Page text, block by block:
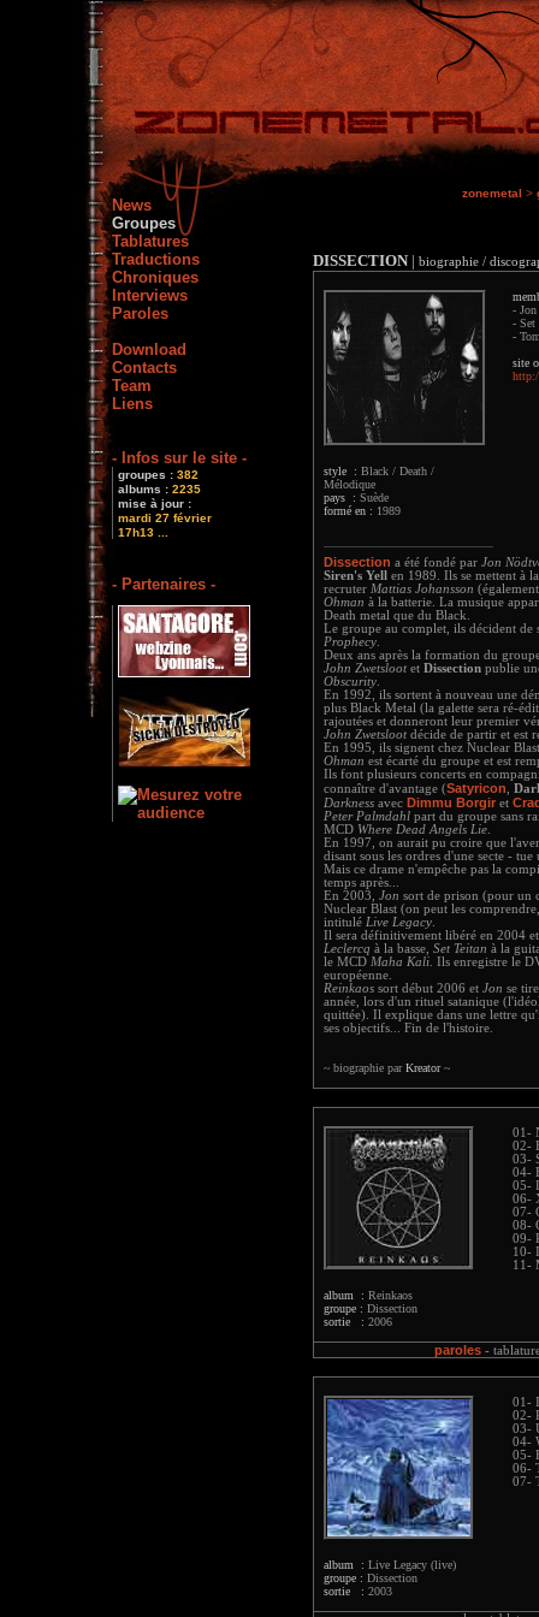
News
Groupes
Tablatures
Traductions
Chroniques
Interviews
Paroles
Download
Contacts
Team
Liens
- Infos sur le site -
groupes : 382
albums : 2235
mise à jour :
mardi 27 février
17h13 ...
- Partenaires -
zonemetal >
DISSECTION | biographie /
style : Black / Death /
Mélodique
pays : Suède
formé en : 1989
-
- Set
-
site
Dissection a été fondé par Jon
Siren's Yell en 1989. Ils se mettent à
recruter Mattias Johansson
Ohman à la batterie. La musique
Death metal que du Black.
Le groupe au complet, ils décident
Prophecy
Deux ans après la formation du
John Zwetsloot et Dissection publie
Obscurity
En 1992, ils sortent à nouveau une
plus Black Metal (la galette sera ré-
rajoutées et donneront leur premier
John Zwetsloot décide de partir et est
En 1995, ils signent chez Nuclear
Ohman est écarté du groupe et est
Ils font plusieurs concerts en
connaître d'avantage (Satyricon
Darkness avec Dimmu Borgir et
Peter Palmdahl part du groupe sans
MCD Where Dead Angels Lie
En 1997, on aurait pu croire que
disant sous les ordres d'une secte -
Mais ce drame n'empêche pas la
temps après...
En 2003, Jon sort de prison (pour un
Nuclear Blast (on peut les
intitulé Live Legacy
Il sera définitivement libéré en 2004
Leclercq à la basse, Set Teitan à la
le MCD Maha Kali . Ils enregistre le
européenne.
Reinkaos sort début 2006 et Jon se
année, lors d'un rituel satanique
quittée). Il explique dans une lettre
ses objectifs... Fin de l'histoire.
~ biographie parKreator~
album : Reinkaos
groupe : Dissection
sortie : 2006
01-
02-
03-
04-
05-
06-
07-
08-
09-
10-
11-
paroles-
album : Live Legacy (live)
groupe : Dissection
sortie : 2003
01-
02-
03-
04-
05-
06-
07-